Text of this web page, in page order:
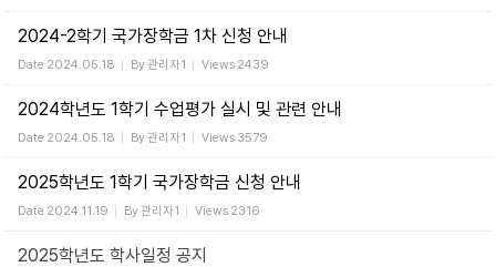
2024-2학기 국가장학금 1차 신청 안내
Date 2024.05.18 By관리자1 Views 2439
2024학년도 1학기 수업평가 실시 및 관련 안내
Date 2024.05.18 By관리자1 Views 3579
2025학년도 1학기 국가장학금 신청 안내
Date 2024.11.19 By관리자1 Views 2316
2025학년도 학사일정 공지